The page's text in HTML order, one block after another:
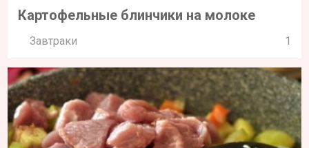
Картофельные блинчики на молоке
Завтраки 1